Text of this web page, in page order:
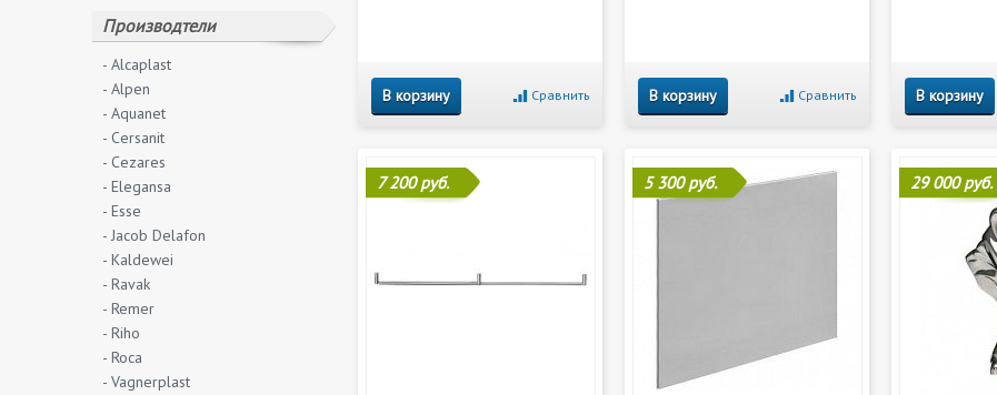
Производтели
- Alcaplast
- Alpen
- Aquanet
- Cersanit
- Cezares
- Elegansa
- Esse
- Jacob Delafon
- Kaldewei
- Ravak
- Remer
- Riho
- Roca
- Vagnerplast
В корзину Сравнить В корзину Сравнить В корзину
7 200 руб. 5 300 руб. 29 000 руб.